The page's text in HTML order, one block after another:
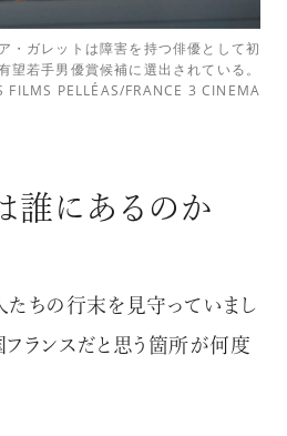
・ガレットは障害を持つ俳優として初
望若手男優賞候補に選出されている。
PELLÉAS/FRANCE 3 CINEMA
誰にあるのか
ちの行末を見守っていまし
ランスだと思う箇所が何度